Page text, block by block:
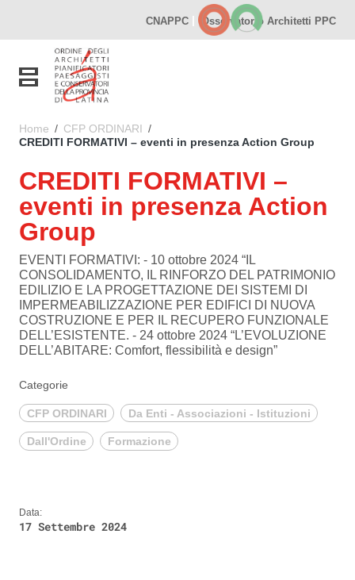
Vai al menu di navigazione
Vai al footer
CNAPPC | Osservatorio Architetti PPC
Toggle navigation
Home / CFP ORDINARI /
CREDITI FORMATIVI – eventi in presenza Action Group
CREDITI FORMATIVI –
eventi in presenza Action
Group
EVENTI FORMATIVI: - 10 ottobre 2024 “IL
CONSOLIDAMENTO, IL RINFORZO DEL PATRIMONIO
EDILIZIO E LA PROGETTAZIONE DEI SISTEMI DI
IMPERMEABILIZZAZIONE PER EDIFICI DI NUOVA
COSTRUZIONE E PER IL RECUPERO FUNZIONALE
DELL’ESISTENTE. - 24 ottobre 2024 “L’EVOLUZIONE
DELL’ABITARE: Comfort, flessibilità e design”
Categorie
CFP ORDINARI Da Enti - Associazioni - Istituzioni
Dall'Ordine Formazione
Data:
17 Settembre 2024